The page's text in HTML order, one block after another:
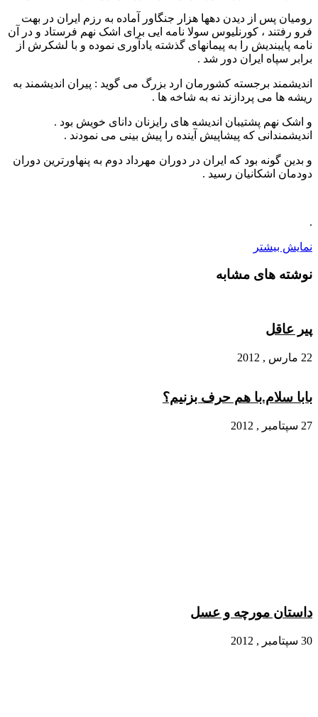
رومیان پس از دیدن دهها هزار جنگاور آماده به رزم ایران در بهت
فرو رفتند ، کورنلیوس سولا نامه ایی برای اشک نهم فرستاد و در آن
نامه پایبندیش را به پیمانهای گذشته یادآوری نموده و با لشکرش از
برابر سپاه ایران دور شد .
اندیشمند برجسته کشورمان ارد بزرگ می گوید : پیران اندیشمند به
ریشه ها می پردازند نه به شاخه ها .
و اشک نهم پشتیبان اندیشه های رایزنان دانای خویش بود .
اندیشمندانی که پیشاپیش آینده را پیش بینی می نمودند .
و بدین گونه بود که ایران در دوران مهرداد دوم به پنهاورترین دوران
دودمان اشکانیان رسید .
.
نمایش بیشتر
نوشته های مشابه
پیر عاقل
22 مارس , 2012
بابا سلام.با هم حرف بزنیم؟
27 سپتامبر , 2012
داستان مورچه و عسل
30 سپتامبر , 2012